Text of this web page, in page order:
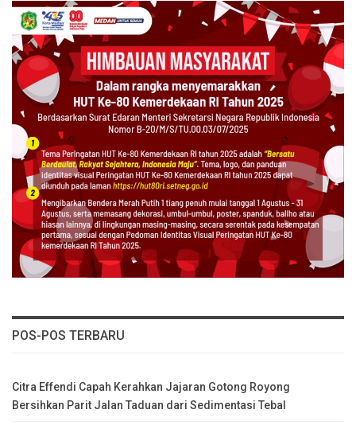
POS-POS TERBARU
Citra Effendi Capah Kerahkan Jajaran Gotong Royong
Bersihkan Parit Jalan Taduan dari Sedimentasi Tebal